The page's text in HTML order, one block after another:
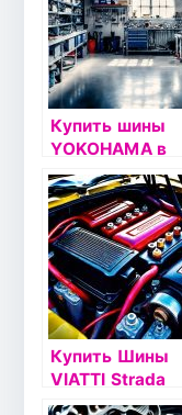
Купить шины
YOKOHAMA в
Златоусте
Купить Шины
VIATTI Strada
Asimmetrico